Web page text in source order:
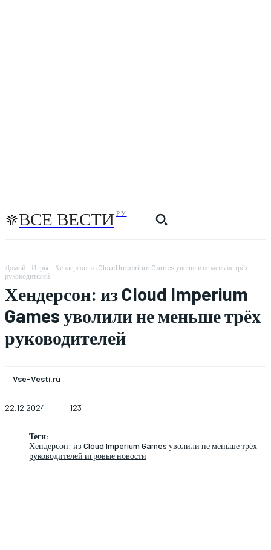
ВСЕ ВЕСТИ РУ
Домой Игры
Хендерсон: из Cloud Imperium Games уволили не меньше трёх
руководителей
Хендерсон: из Cloud Imperium
Games уволили не меньше трёх
руководителей
Vse-Vesti.ru
22.12.2024 123
Теги:
Хендерсон: из Cloud Imperium Games уволили не меньше трёх
руководителей игровые новости